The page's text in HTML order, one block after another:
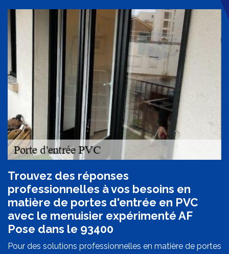
Trouvez des réponses
professionnelles à vos besoins en
matière de portes d'entrée en PVC
avec le menuisier expérimenté AF
Pose dans le 93400
Pour des solutions professionnelles en matière de portes